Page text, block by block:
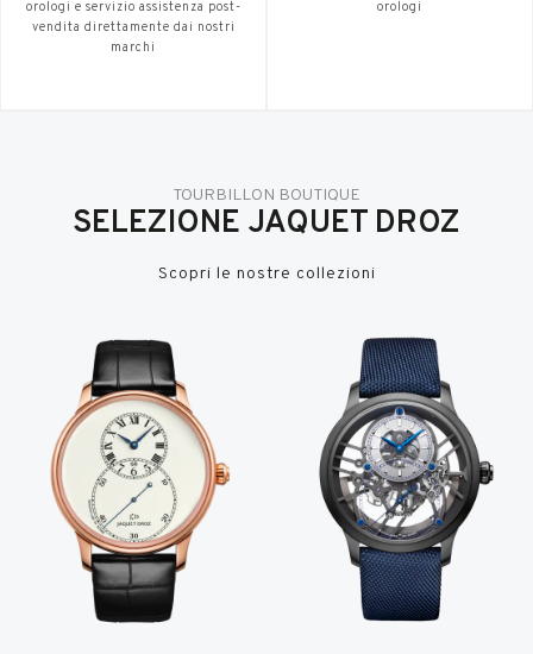
orologi e servizio assistenza post-
vendita direttamente dai nostri
marchi
orologi
TOURBILLON BOUTIQUE
SELEZIONE JAQUET DROZ
Scopri le nostre collezioni